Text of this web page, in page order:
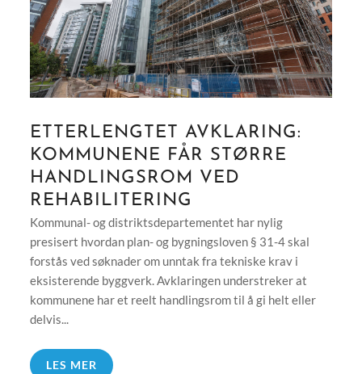
ETTERLENGTET AVKLARING:
KOMMUNENE FÅR STØRRE
HANDLINGSROM VED
REHABILITERING
Kommunal- og distriktsdepartementet har nylig
presisert hvordan plan- og bygningsloven § 31-4 skal
forstås ved søknader om unntak fra tekniske krav i
eksisterende byggverk. Avklaringen understreker at
kommunene har et reelt handlingsrom til å gi helt eller
delvis...
LES MER